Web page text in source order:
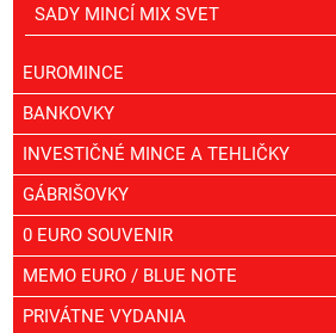
SADY MINCÍ MIX SVET
EUROMINCE
BANKOVKY
INVESTIČNÉ MINCE A TEHLIČKY
GÁBRIŠOVKY
0 EURO SOUVENIR
MEMO EURO / BLUE NOTE
PRIVÁTNE VYDANIA